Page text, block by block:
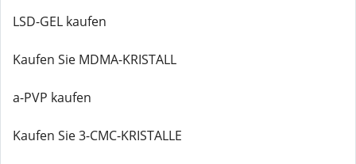
LSD-GEL kaufen
Kaufen Sie MDMA-KRISTALL
a-PVP kaufen
Kaufen Sie 3-CMC-KRISTALLE